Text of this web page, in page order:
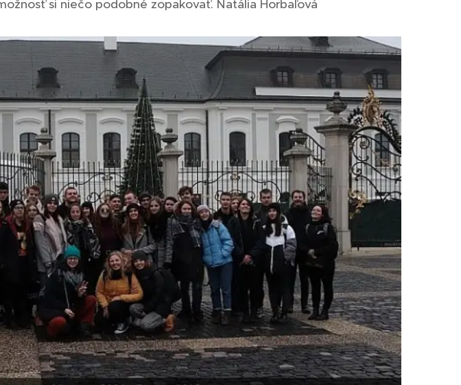
si niečo podobné zopakovať. Natália Horbaľová